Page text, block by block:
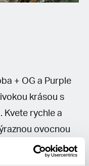
+ OG a Purple
krásou s
Kvete rychle a
ovocnou
nezměněna